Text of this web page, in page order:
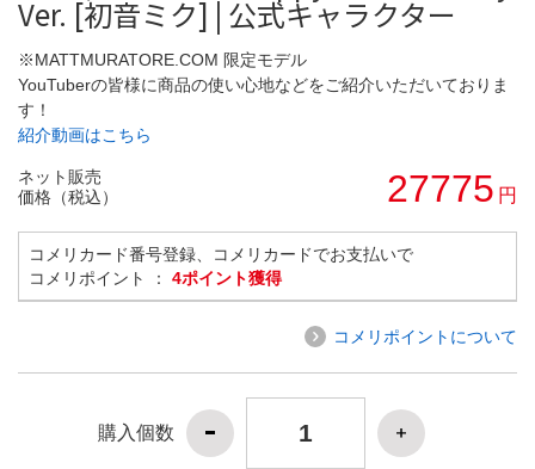
Ver. [初音ミク] | 公式キャラクター
※MATTMURATORE.COM 限定モデル
YouTuberの皆様に商品の使い心地などをご紹介いただいておりま
す！
紹介動画はこちら
ネット販売
価格（税込）
27775 円
コメリカード番号登録、コメリカードでお支払いで
コメリポイント ： 4ポイント獲得
コメリポイントについて
購入個数